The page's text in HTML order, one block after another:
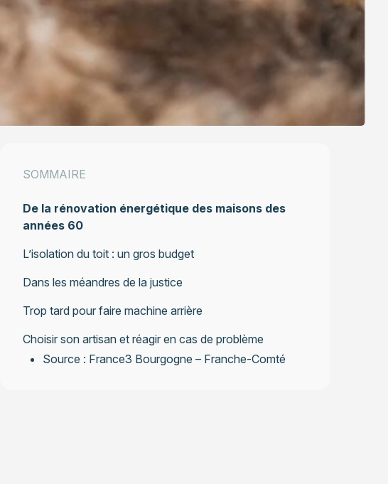
SOMMAIRE
De la rénovation énergétique des maisons des
années 60
L’isolation du toit : un gros budget
Dans les méandres de la justice
Trop tard pour faire machine arrière
Choisir son artisan et réagir en cas de problème
Source : France3 Bourgogne – Franche-Comté